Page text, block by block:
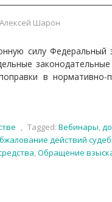
Алексей Шарон
силу
в нормативно-
, Tagged: Вебинары,
действий
,Обращение